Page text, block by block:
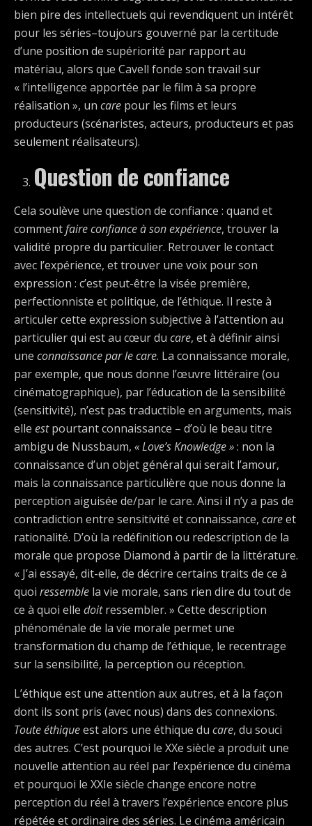
bien pire des intellectuels qui revendiquent un intérêt
pour les séries–toujours gouverné par la certitude
d’une position de supériorité par rapport au
matériau, alors que Cavell fonde son travail sur
« l’intelligence apportée par le film à sa propre
réalisation », un care pour les films et leurs
producteurs (scénaristes, acteurs, producteurs et pas
seulement réalisateurs).
Question de confiance
Cela soulève une question de confiance : quand et
commentfaire confiance à son expérience, trouver la
validité propre du particulier. Retrouver le contact
avec l’expérience, et trouver une voix pour son
expression : c’est peut-être la visée première,
perfectionniste et politique, de l’éthique. Il reste à
articuler cette expression subjective à l’attention au
particulier qui est au cœur du care, et à définir ainsi
une connaissance par le care. La connaissance morale,
par exemple, que nous donne l’œuvre littéraire (ou
cinématographique), par l’éducation de la sensibilité
(sensitivité), n’est pas traductible en arguments, mais
elle estpourtant connaissance – d’où le beau titre
ambigu de Nussbaum, « Love’s Knowledge »: non la
connaissance d’un objet général qui serait l’amour,
mais la connaissance particulière que nous donne la
perception aiguisée de/par le care. Ainsi il n’y a pas de
contradiction entre sensitivité et connaissance, careet
rationalité. D’où la redéfinition ou redescription de la
morale que propose Diamond à partir de la littérature.
« J’ai essayé, dit-elle, de décrire certains traits de ce à
quoi ressemble la vie morale, sans rien dire du tout de
ce à quoi elle doitressembler. » Cette description
phénoménale de la vie morale permet une
transformation du champ de l’éthique, le recentrage
sur la sensibilité, la perception ou réception.
L’éthique est une attention aux autres, et à la façon
dont ils sont pris (avec nous) dans des connexions.
Toute éthiqueest alors une éthique du care, du souci
des autres. C’est pourquoi le XXe siècle a produit une
nouvelle attention au réel par l’expérience du cinéma
et pourquoi le XXIe siècle change encore notre
perception du réel à travers l’expérience encore plus
répétée et ordinaire des séries. Le cinéma américain